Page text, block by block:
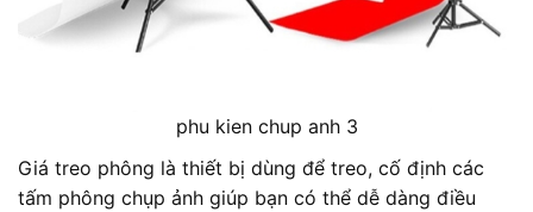
phu kien chup anh 3
Giá treo phông là thiết bị dùng để treo, cố định các
tấm phông chụp ảnh giúp bạn có thể dễ dàng điều